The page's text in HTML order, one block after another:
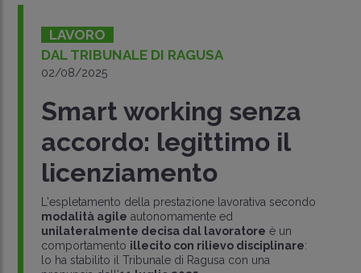
LAVORO
DAL TRIBUNALE DI RAGUSA
02/08/2025
Smart working senza
accordo: legittimo il
licenziamento
L'espletamento della prestazione lavorativa secondo
modalità agile autonomamente ed
unilateralmente decisa dal lavoratore è un
comportamento illecito con rilievo disciplinare:
lo ha stabilito il Tribunale di Ragusa con una